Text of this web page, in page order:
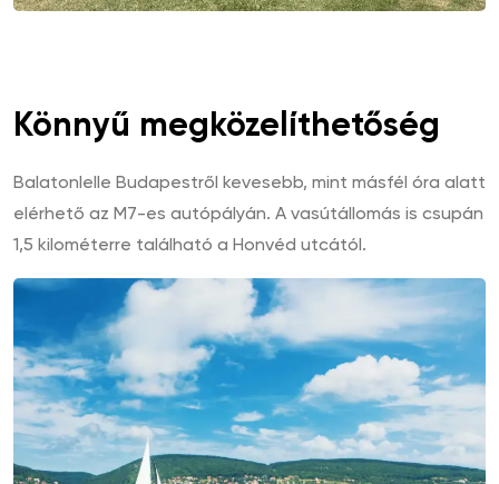
Könnyű megközelíthetőség
Balatonlelle Budapestről kevesebb, mint másfél óra alatt
elérhető az M7-es autópályán. A vasútállomás is csupán
1,5 kilométerre található a Honvéd utcától.